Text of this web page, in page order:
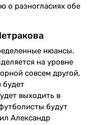
о разногласиях обе
нюансы.
на уровне
совсем другой,
будет
выходить в
будут
Александр